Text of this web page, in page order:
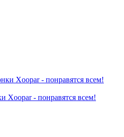
Xoopar - понравятся всем!